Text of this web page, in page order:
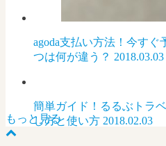
agoda支払い方法！今す
つは何が違う？ 2018.03.03
簡単ガイド！るるぶトラ
し方と使い方 2018.02.03
もっと見る